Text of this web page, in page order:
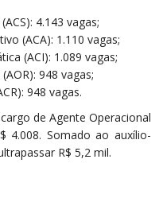
4.143 vagas;
(ACA): 1.110 vagas;
(ACI): 1.089 vagas;
948 vagas;
948 vagas.
de Agente Operacional
4.008. Somado ao auxílio-
R$ 5,2 mil.